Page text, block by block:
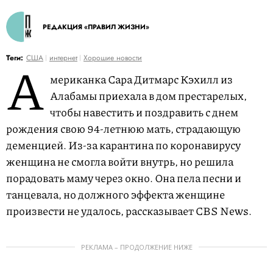
РЕДАКЦИЯ «ПРАВИЛ ЖИЗНИ»
Теги: США интернет Хорошие новости
А мериканка Сара Дитмарс Кэхилл из
Алабамы приехала в дом престарелых,
чтобы навестить и поздравить с днем
рождения свою 94-летнюю мать, страдающую
деменцией. Из-за карантина по коронавирусу
женщина не смогла войти внутрь, но решила
порадовать маму через окно. Она пела песни и
танцевала, но должного эффекта женщине
произвести не удалось, рассказывает CBS News.
РЕКЛАМА – ПРОДОЛЖЕНИЕ НИЖЕ